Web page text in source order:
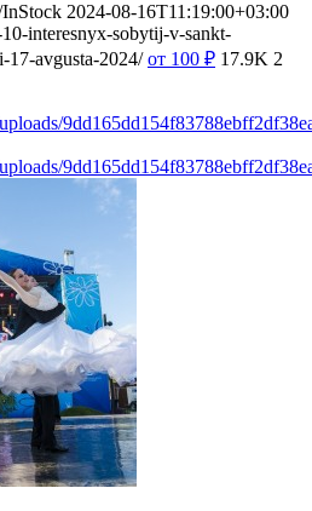
InStock 2024-08-16T11:19:00+03:00
interesnyx-sobytij-v-sankt-
17-avgusta-2024/ от 100 ₽ 17.9K 2